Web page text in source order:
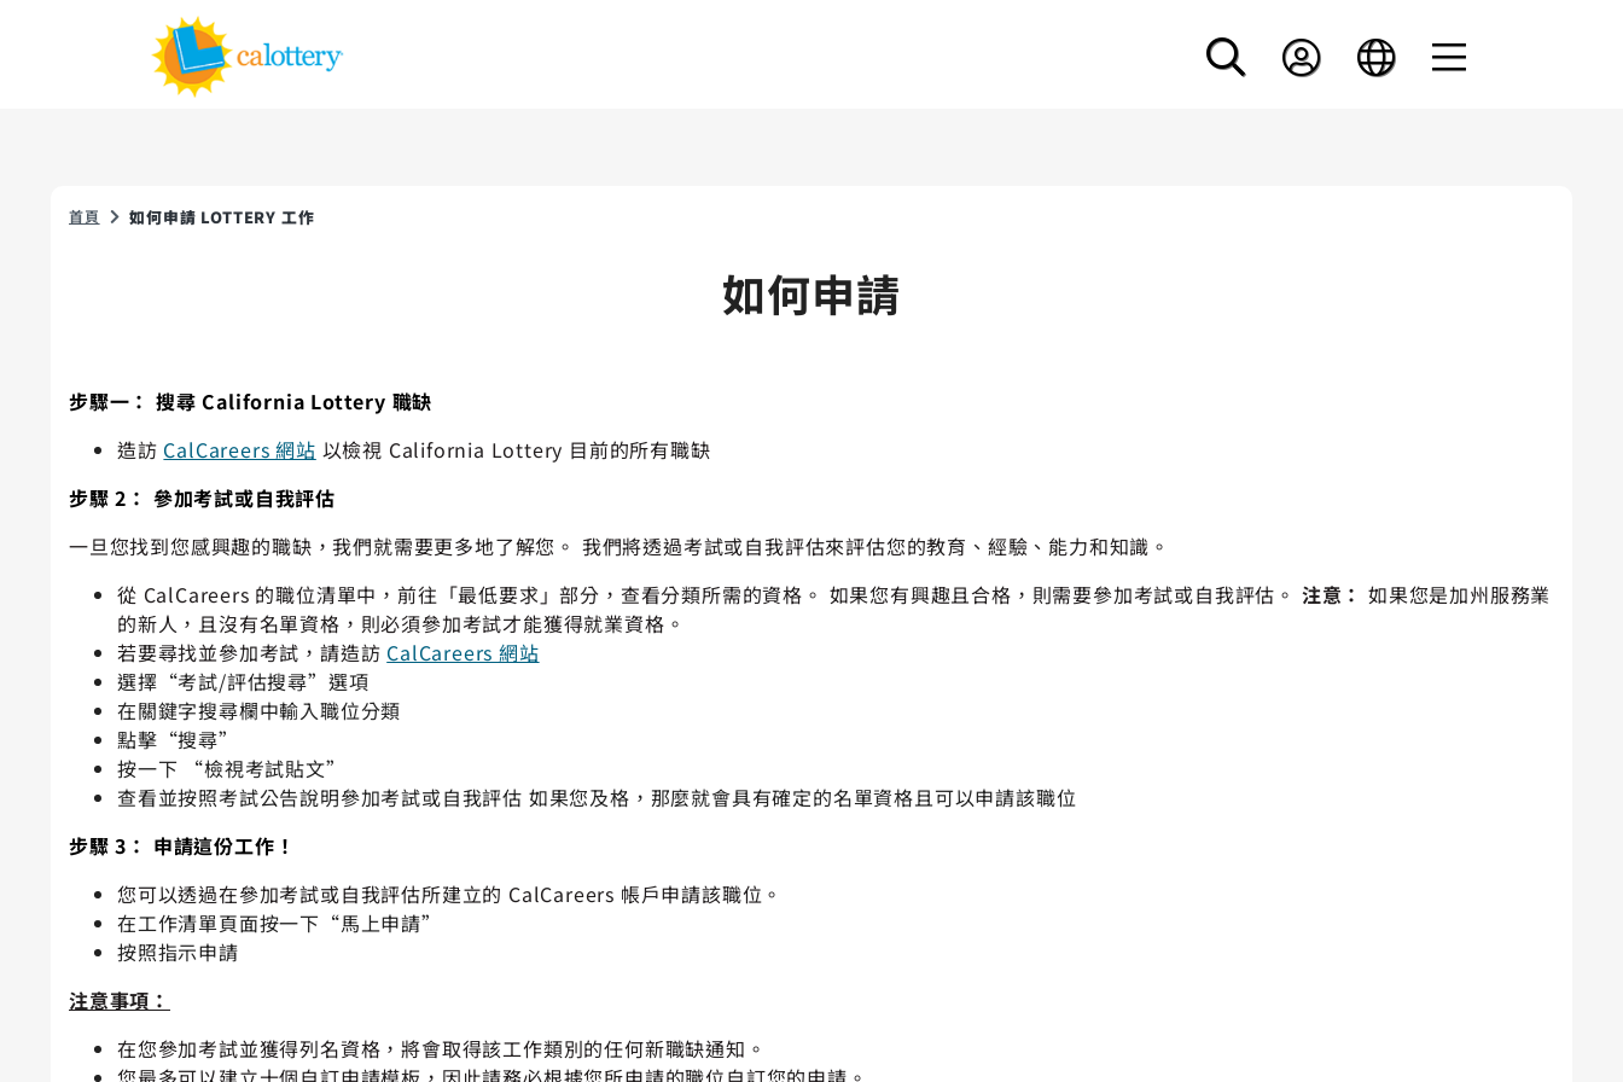
首頁 如何申請 LOTTERY 工作
如何申請
步驟一： 搜尋 California Lottery 職缺
造訪 CalCareers 網站 以檢視 California Lottery 目前的所有職缺
步驟 2： 參加考試或自我評估
一旦您找到您感興趣的職缺，我們就需要更多地了解您。 我們將透過考試或自我評估來評估您的教育、經驗、能力和知識。
從 CalCareers 的職位清單中，前往「最低要求」部分，查看分類所需的資格。 如果您有興趣且合格，則需要參加考試或自我評估。 注意： 如果您是加州服務業
的新人，且沒有名單資格，則必須參加考試才能獲得就業資格。
若要尋找並參加考試，請造訪 CalCareers 網站
選擇“考試/評估搜尋”選項
在關鍵字搜尋欄中輸入職位分類
點擊“搜尋”
按一下 “檢視考試貼文”
查看並按照考試公告說明參加考試或自我評估 如果您及格，那麼就會具有確定的名單資格且可以申請該職位
步驟 3： 申請這份工作！
您可以透過在參加考試或自我評估所建立的 CalCareers 帳戶申請該職位。
在工作清單頁面按一下“馬上申請”
按照指示申請
注意事項：
在您參加考試並獲得列名資格 ，將會取得該工作類別的任何新職缺通知。